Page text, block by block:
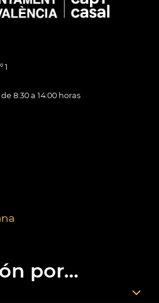
1
8:30 a 14:00 horas
por...